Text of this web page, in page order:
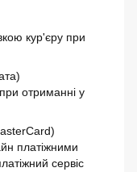
кур'єру при
отриманні у
платіжними
сервіс